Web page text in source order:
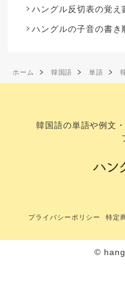
ハングル反切表の覚え
ハングルの子音の書き
ホーム 韓国語 単語
韓国語の単語や例文
プライバシーポリシー 特定
©